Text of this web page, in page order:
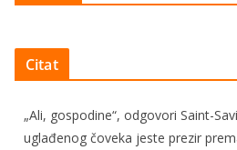
Citat
„Ali, gospodine“, odgovori Saint-
uglađenog čoveka jeste prezir